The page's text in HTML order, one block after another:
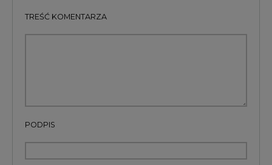
TREŚĆ KOMENTARZA
PODPIS